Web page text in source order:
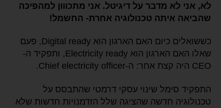
לא, אני לא מדבר על דיגיטל. אני מתכווון למהפיכה
שהביאה איתה טכנולוגיה אחרת- החשמל!
כששואלים כיום האם הארגון הוא Digital ready, פעם
שאלו האם הארגון הוא Electricity ready, ותפקיד ה-
CEO היה קצת אחר: ה-Chief electricity officer.
התפקיד סימל שינוי עסקי דרמטי שהתבסס על
טכנולוגיה חדשה שהציגה שלל הזדמנויות חדשות שלא